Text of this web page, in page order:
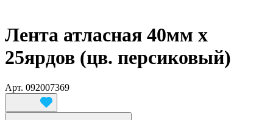
Лента атласная 40мм х
25ярдов (цв. персиковый)
Арт. 092007369